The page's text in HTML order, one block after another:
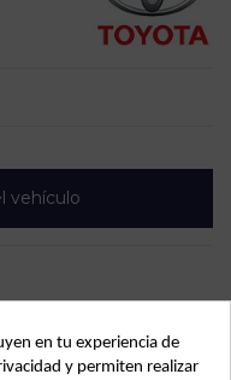
vehículo
en tu experiencia de
y permiten realizar